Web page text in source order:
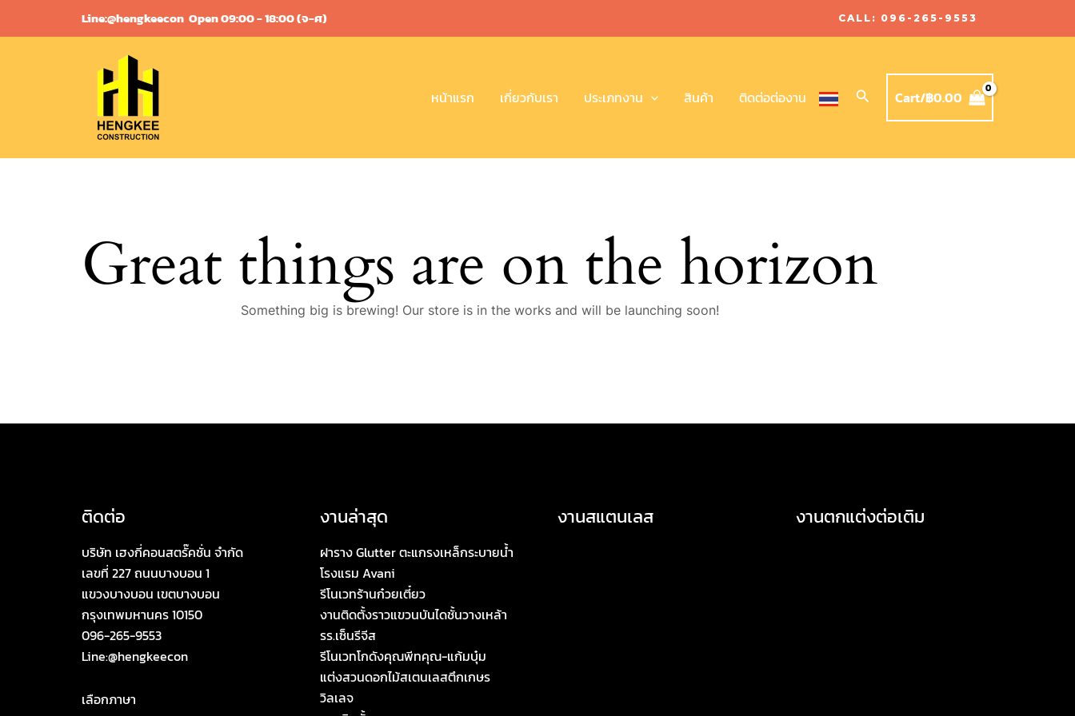
Line:@hengkeecon Open 09:00 - 18:00 (จ-ศ) CALL: 096-265-9553
หน้าแรก เกี่ยวกับเรา ประเภทงาน สินค้า ติดต่อต่องาน SearchCart/฿0.00
Great things are on the horizon
Something big is brewing! Our store is in the works and will be launching soon!
ติดต่อ
บริษัท เฮงกี่คอนสตรั๊คชั่น จำกัด
เลขที่ 227 ถนนบางบอน 1
แขวงบางบอน เขตบางบอน
กรุงเทพมหานคร 10150
096-265-9553
Line:@hengkeecon
เลือกภาษา
งานล่าสุด
ฝาราง Glutter ตะแกรงเหล็กระบายน้ำ
โรงแรม Avani
รีโนเวทร้านก๋วยเตี๋ยว
งานติดตั้งราวแขวนบันไดชั้นวางเหล้า
รร.เซ็นรีจีส
รีโนเวทโกดังคุณพีทคุณ-แก้มบุ๋ม
แต่งสวนดอกไม้สเตนเลสตึกเกษร
วิลเลจ
งานสแตนเลส งานตกแต่งต่อเติม